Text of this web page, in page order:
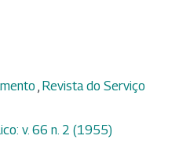
, Revista do Serviço
v. 66 n. 2 (1955)